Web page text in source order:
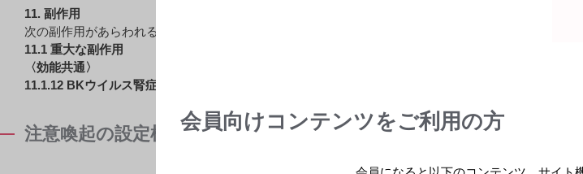
11. 副作用
次の副作用があらわれることがあるので、観察を十分に行い、異常が認められた場合には投与を中止
11.1 重大な副作用
〈効能共通〉
11.1.12 BKウイルス腎症
注意喚起の設定根拠
会員向けコンテンツをご利用の方